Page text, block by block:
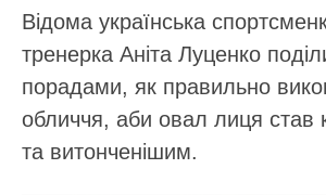
Відома українська
тренерка Аніта Луценко
порадами, як правильно
обличчя, аби овал лиця став
та витонченішим.